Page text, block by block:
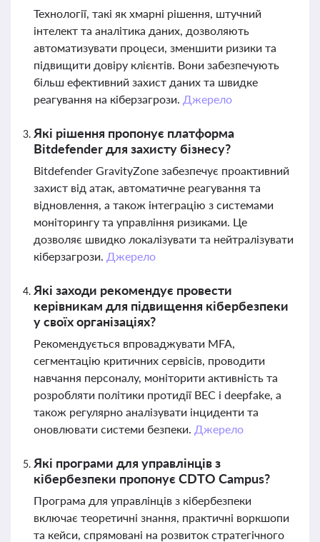
Технології, такі як хмарні рішення, штучний
інтелект та аналітика даних, дозволяють
автоматизувати процеси, зменшити ризики та
підвищити довіру клієнтів. Вони забезпечують
більш ефективний захист даних та швидке
реагування на кіберзагрози. Джерело
Які рішення пропонує платформа
Bitdefender для захисту бізнесу?
Bitdefender GravityZone забезпечує проактивний
захист від атак, автоматичне реагування та
відновлення, а також інтеграцію з системами
моніторингу та управління ризиками. Це
дозволяє швидко локалізувати та нейтралізувати
кіберзагрози. Джерело
Які заходи рекомендує провести
керівникам для підвищення кібербезпеки
у своїх організаціях?
Рекомендується впроваджувати MFA,
сегментацію критичних сервісів, проводити
навчання персоналу, моніторити активність та
розробляти політики протидії BEC і deepfake, а
також регулярно аналізувати інциденти та
оновлювати системи безпеки. Джерело
Які програми для управлінців з
кібербезпеки пропонує CDTO Campus?
Програма для управлінців з кібербезпеки
включає теоретичні знання, практичні воркшопи
та кейси, спрямовані на розвиток стратегічного